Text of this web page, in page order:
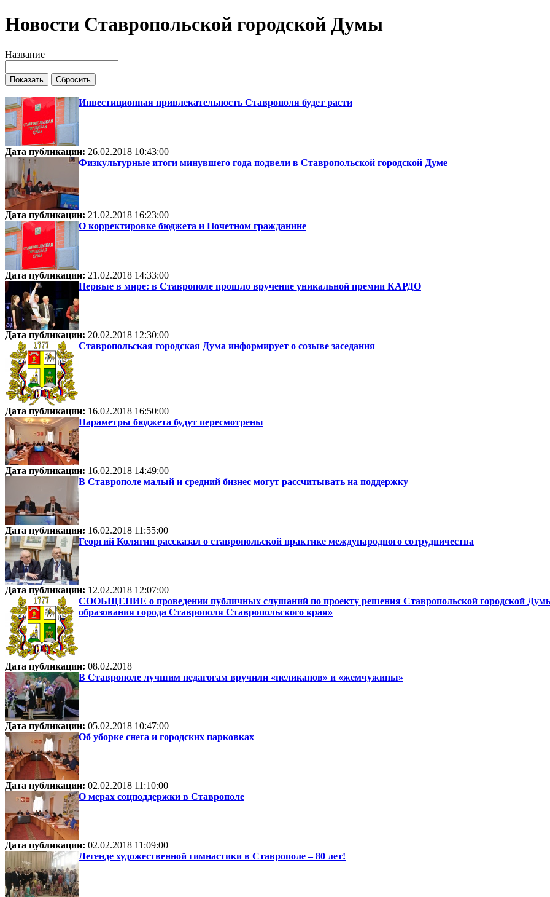
Новости Ставропольской городской Думы
Название
Инвестиционная привлекательность Ставрополя будет расти
Дата публикации: 26.02.2018 10:43:00
Физкультурные итоги минувшего года подвели в Ставропольской городской Думе
Дата публикации: 21.02.2018 16:23:00
О корректировке бюджета и Почетном гражданине
Дата публикации: 21.02.2018 14:33:00
Первые в мире: в Ставрополе прошло вручение уникальной премии КАРДО
Дата публикации: 20.02.2018 12:30:00
Ставропольская городская Дума информирует о созыве заседания
Дата публикации: 16.02.2018 16:50:00
Параметры бюджета будут пересмотрены
Дата публикации: 16.02.2018 14:49:00
В Ставрополе малый и средний бизнес могут рассчитывать на поддержку
Дата публикации: 16.02.2018 11:55:00
Георгий Колягин рассказал о ставропольской практике международного сотрудничества
Дата публикации: 12.02.2018 12:07:00
СООБЩЕНИЕ о проведении публичных слушаний по проекту решения Ставропольской городской
образования города Ставрополя Ставропольского края»
Дата публикации: 08.02.2018
В Ставрополе лучшим педагогам вручили «пеликанов» и «жемчужины»
Дата публикации: 05.02.2018 10:47:00
Об уборке снега и городских парковках
Дата публикации: 02.02.2018 11:10:00
О мерах соцподдержки в Ставрополе
Дата публикации: 02.02.2018 11:09:00
Легенде художественной гимнастики в Ставрополе – 80 лет!